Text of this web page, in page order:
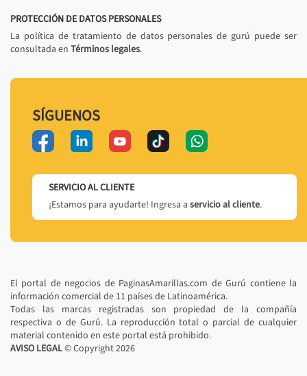
PROTECCIÓN DE DATOS PERSONALES
La política de tratamiento de datos personales de gurú puede ser
consultada en Términos legales.
SÍGUENOS
SERVICIO AL CLIENTE
¡Estamos para ayudarte! Ingresa a servicio al cliente.
El portal de negocios de PaginasAmarillas.com de Gurú contiene la
información comercial de 11 países de Latinoamérica.
Todas las marcas registradas son propiedad de la compañía
respectiva o de Gurú. La reproducción total o parcial de cualquier
material contenido en este portal está prohibido.
AVISO LEGAL© Copyright2026